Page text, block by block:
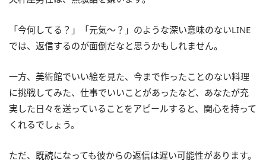
「今何してる？」「元気～？」のような深い意味のないLINE
では、返信するのが面倒だなと思うかもしれません。
一方、美術館でいい絵を見た、今まで作ったことのない料理
に挑戦してみた、仕事でいいことがあったなど、あなたが充
実した日々を送っていることをアピールすると、関心を持って
くれるでしょう。
ただ、既読になっても彼からの返信は遅い可能性があります。